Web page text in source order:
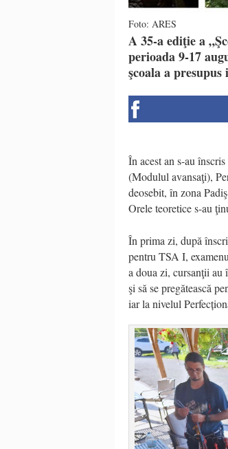
Foto: ARES
A 35-a ediţie a
perioada 9-17
şcoala a
În acest an s-au
(Modulul avansaţi),
deosebit, în zona
Orele teoretice s-au
În prima zi, după
pentru TSA I,
a doua zi, cursanţii au
şi să se pregătească
iar la nivelul